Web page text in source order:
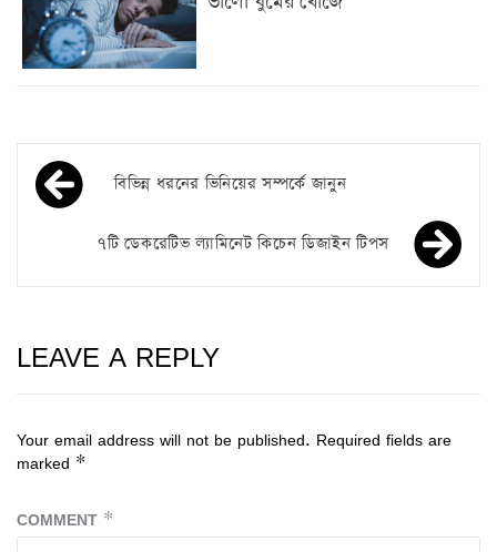
বিভিন্ন ধরনের ভিনিয়ের সম্পর্কে জানুন
৭টি ডেকরেটিভ ল্যামিনেট কিচেন ডিজাইন টিপস
LEAVE A REPLY
Your email address will not be published. Required fields are
marked *
COMMENT *